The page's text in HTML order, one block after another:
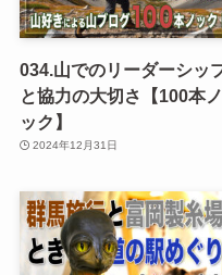
034.山でのリーダーシッ
と協力の大切さ【100本ノ
ック】
2024年12月31日